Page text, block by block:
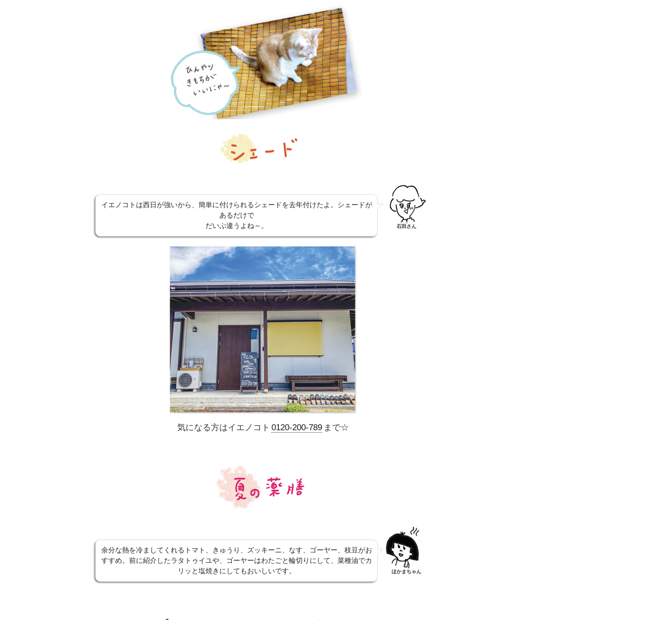
イエノコトは西日が強いから、簡単に付けられるシェードを去年付けたよ。シェードが
あるだけで
だいぶ違うよね～。
石田さん
気になる方はイエノコト 0120-200-789 まで☆
余分な熱を冷ましてくれるトマト、きゅうり、ズッキーニ、なす、ゴーヤー、枝豆がお
すすめ。前に紹介したラタトゥイユや、ゴーヤーはわたごと輪切りにして、菜種油でカ
リッと塩焼きにしてもおいしいです。
ほかまちゃん